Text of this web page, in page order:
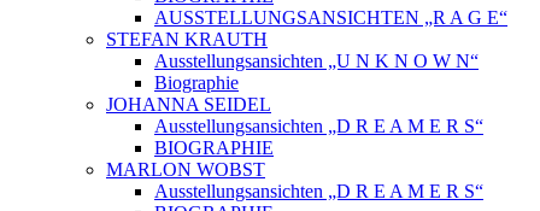
AUSSTELLUNGSANSICHTEN „R A G E“
STEFAN KRAUTH
Ausstellungsansichten „U N K N O W N“
Biographie
JOHANNA SEIDEL
Ausstellungsansichten „D R E A M E R S“
BIOGRAPHIE
MARLON WOBST
Ausstellungsansichten „D R E A M E R S“